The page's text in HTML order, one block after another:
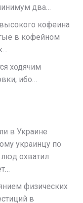
два…
кофеина
в кофейном
ходячим
ибо…
в Украине
украинцу по
люд охватил
физических
в